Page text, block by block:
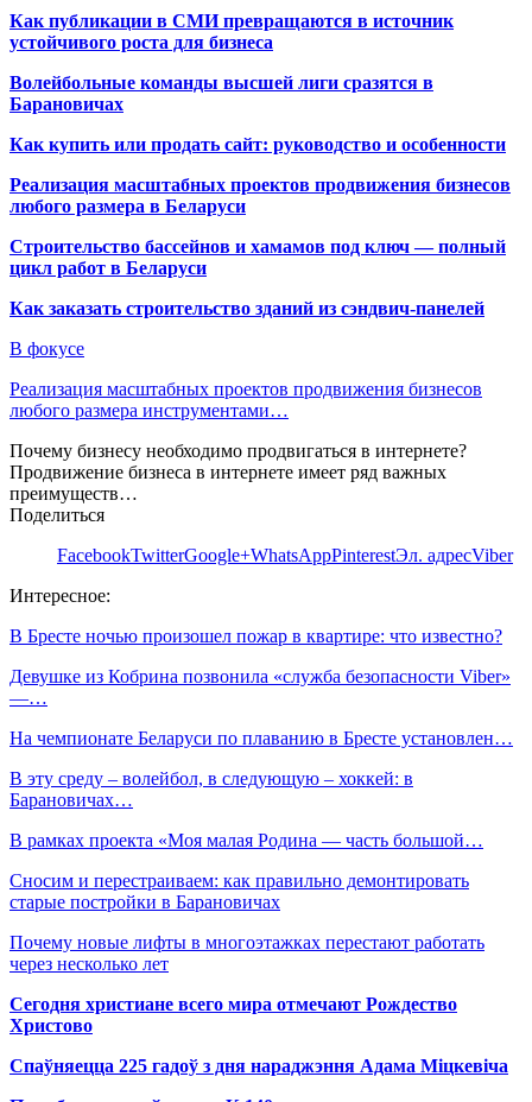
Как публикации в СМИ превращаются в источник
устойчивого роста для бизнеса
Волейбольные команды высшей лиги сразятся в
Барановичах
Как купить или продать сайт: руководство и особенности
Реализация масштабных проектов продвижения бизнесов
любого размера в Беларуси
Строительство бассейнов и хамамов под ключ — полный
цикл работ в Беларуси
Как заказать строительство зданий из сэндвич-панелей
В фокусе
Реализация масштабных проектов продвижения бизнесов
любого размера инструментами…
Почему бизнесу необходимо продвигаться в интернете?
Продвижение бизнеса в интернете имеет ряд важных
преимуществ…
Поделиться
FacebookTwitterGoogle+WhatsAppPinterestЭл. адресViber
Интересное:
В Бресте ночью произошел пожар в квартире: что известно?
Девушке из Кобрина позвонила «служба безопасности Viber»
—…
На чемпионате Беларуси по плаванию в Бресте установлен…
В эту среду – волейбол, в следующую – хоккей: в
Барановичах…
В рамках проекта «Моя малая Родина — часть большой…
Сносим и перестраиваем: как правильно демонтировать
старые постройки в Барановичах
Почему новые лифты в многоэтажках перестают работать
через несколько лет
Сегодня христиане всего мира отмечают Рождество
Христово
Спаўняецца 225 гадоў з дня нараджэння Адама Міцкевіча